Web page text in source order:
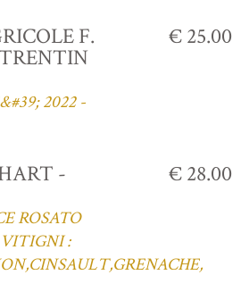
F.
2022 -
€ 25.00
-
ROSATO
:
€ 28.00